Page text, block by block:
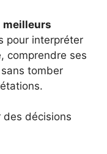
meilleurs
pour interpréter
comprendre ses
tomber
des décisions